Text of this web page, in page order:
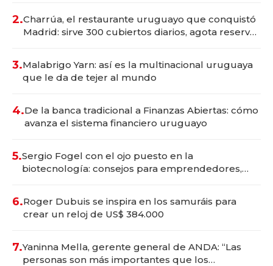
2.Charrúa, el restaurante uruguayo que conquistó
Madrid: sirve 300 cubiertos diarios, agota reservas
3.Malabrigo Yarn: así es la multinacional uruguaya
que le da de tejer al mundo
4.De la banca tradicional a Finanzas Abiertas: cómo
avanza el sistema financiero uruguayo
5.Sergio Fogel con el ojo puesto en la
biotecnología: consejos para emprendedores,
6.Roger Dubuis se inspira en los samuráis para
crear un reloj de US$ 384.000
7.Yaninna Mella, gerente general de ANDA: “Las
personas son más importantes que los